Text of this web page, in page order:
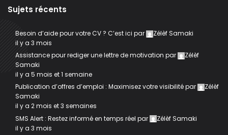
Sujets récents
Besoin d’aide pour votre CV ? C’est ici par
Zélèf Samaki
il y a 3 mois
Assistance pour rediger une lettre de motivation par
Zélèf
Samaki
il y a 5 mois et 1 semaine
Publication d’offres d’emploi : Maximisez votre visibilitépar
Zélèf
Samaki
il y a 2 mois et 3 semaines
SMS Alert : Restez informé en temps réel par
Zélèf Samaki
il y a 3 mois